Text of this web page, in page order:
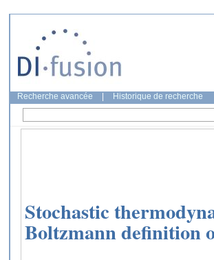
Recherche avancée Historique de recherche
Stochastic
Boltzmann definition